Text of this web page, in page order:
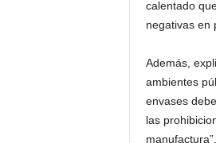
calentado
negativas en
Además,
ambientes
envases
las